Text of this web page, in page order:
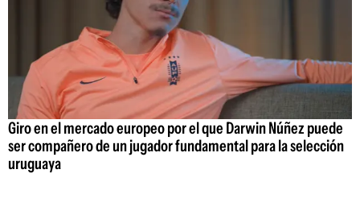
Giro en el mercado europeo por el que Darwin Núñez puede
ser compañero de un jugador fundamental para la selección
uruguaya